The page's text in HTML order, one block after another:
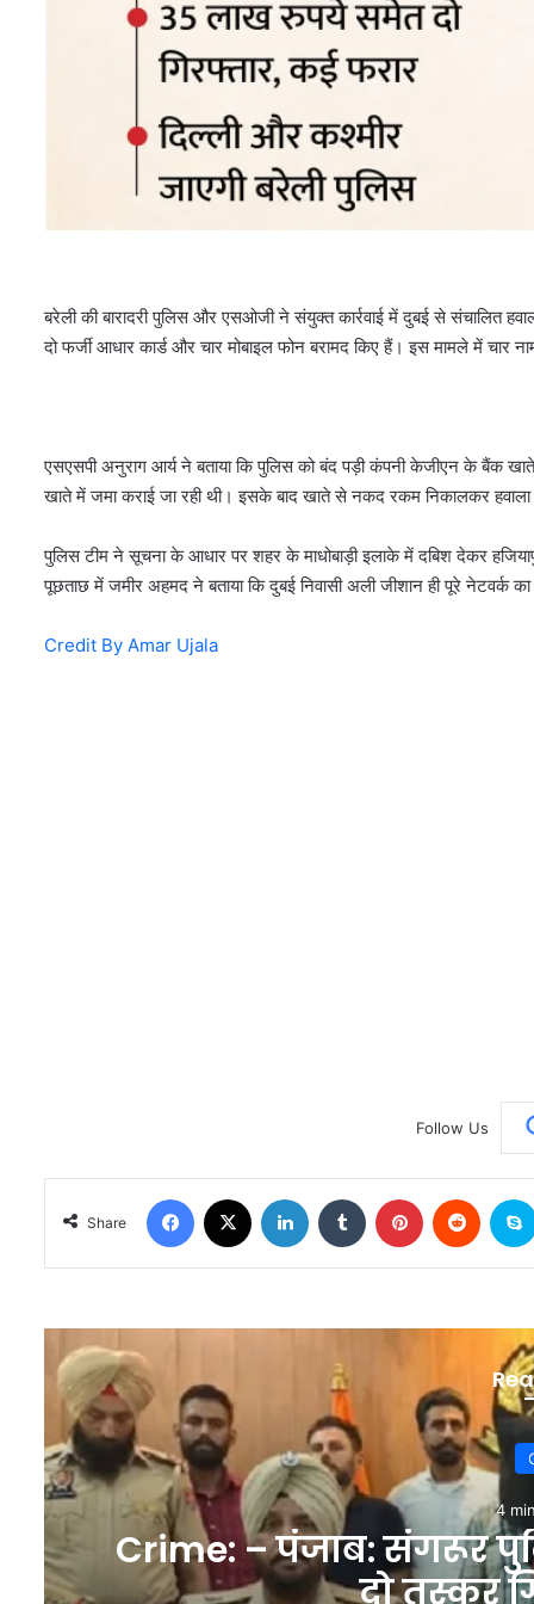
बरेली की बारादरी पुलिस और एसओजी ने संयुक्त कार्रवाई में दुबई से संचालित
दो फर्जी आधार कार्ड और चार मोबाइल फोन बरामद किए हैं। इस मामले में चार
एसएसपी अनुराग आर्य ने बताया कि पुलिस को बंद पड़ी कंपनी केजीएन के बैंक
खाते में जमा कराई जा रही थी। इसके बाद खाते से नकद रकम निकालकर हवाला
पुलिस टीम ने सूचना के आधार पर शहर के माधोबाड़ी इलाके में दबिश देकर
पूछताछ में जमीर अहमद ने बताया कि दुबई निवासी अली जीशान ही पूरे नेटवर्क
Credit By Amar Ujala
Follow Us
Share
4
Crime: – पंजाब: संगरूर
दो तस्कर